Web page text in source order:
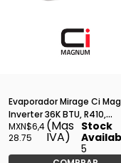
Evaporador Mirage Ci
Inverter 36K BTU, R410,
Frio/Calor, 220v
EPC361M
MXN$6,4
28.75
(Mas
IVA)
Stock
5